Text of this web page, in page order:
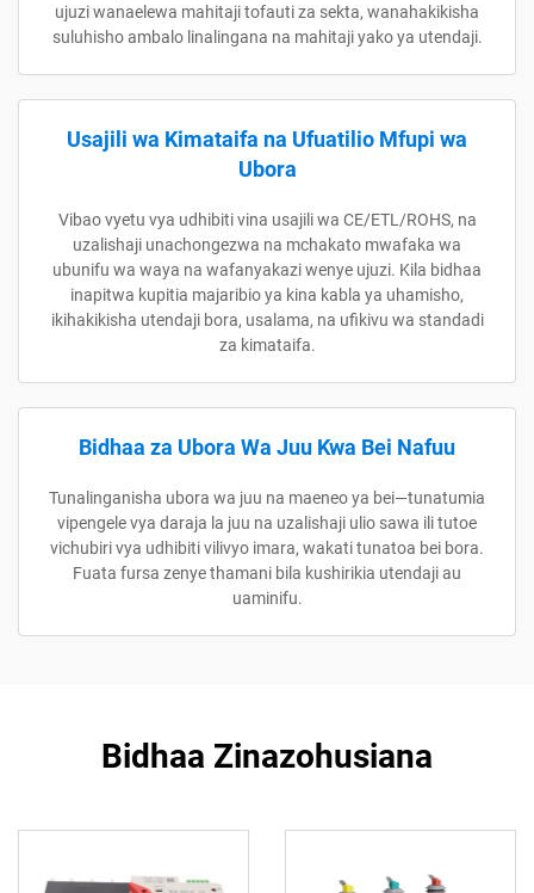
ujuzi wanaelewa mahitaji tofauti za sekta, wanahakikisha
suluhisho ambalo linalingana na mahitaji yako ya utendaji.
Usajili wa Kimataifa na Ufuatilio Mfupi wa
Ubora
Vibao vyetu vya udhibiti vina usajili wa CE/ETL/ROHS, na
uzalishaji unachongezwa na mchakato mwafaka wa
ubunifu wa waya na wafanyakazi wenye ujuzi. Kila bidhaa
inapitwa kupitia majaribio ya kina kabla ya uhamisho,
ikihakikisha utendaji bora, usalama, na ufikivu wa standadi
za kimataifa.
Bidhaa za Ubora Wa Juu Kwa Bei Nafuu
Tunalinganisha ubora wa juu na maeneo ya bei—tunatumia
vipengele vya daraja la juu na uzalishaji ulio sawa ili tutoe
vichubiri vya udhibiti vilivyo imara, wakati tunatoa bei bora.
Fuata fursa zenye thamani bila kushirikia utendaji au
uaminifu.
Bidhaa Zinazohusiana